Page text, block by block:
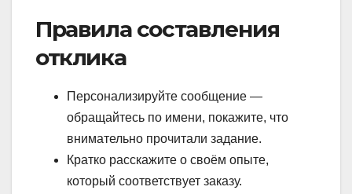
Правила составления
отклика
Персонализируйте сообщение —
обращайтесь по имени, покажите, что
внимательно прочитали задание.
Кратко расскажите о своём опыте,
который соответствует заказу.